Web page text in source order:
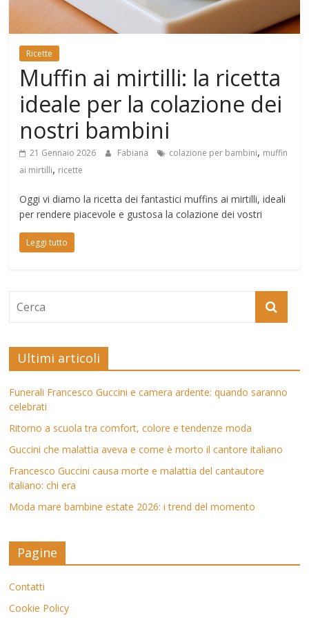
Mondo
Ricette
Muffin ai mirtilli: la ricetta
ideale per la colazione dei
nostri bambini
21 Gennaio 2026 Fabiana colazione per bambini, muffin
ai mirtilli, ricette
Oggi vi diamo la ricetta dei fantastici muffins ai mirtilli, ideali
per rendere piacevole e gustosa la colazione dei vostri
Leggi tutto
Ultimi articoli
Funerali Francesco Guccini e camera ardente: quando saranno
celebrati
Ritorno a scuola tra comfort, colore e tendenze moda
Guccini che malattia aveva e come è morto il cantore italiano
Francesco Guccini causa morte e malattia del cantautore
italiano: chi era
Moda mare bambine estate 2026: i trend del momento
Pagine
Contatti
Cookie Policy